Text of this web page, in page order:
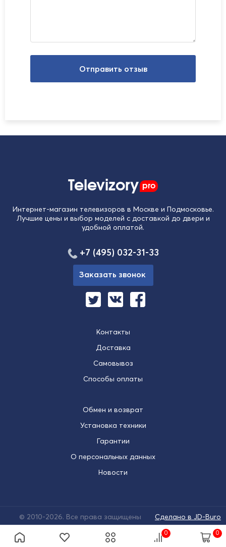
0 0
Отправить отзыв
Televizory pro
Интернет-магазин телевизоров в Москве и Подмосковье.
Лучшие цены и выбор моделей с доставкой до двери и
удобной оплатой.
Контакты
Доставка
Самовывоз
Способы оплаты
Обмен и возврат
Установка техники
Гарантии
О персональных данных
Новости
+7 (495) 032-31-33
Заказать звонок
© 2010-2026. Все права защищены Сделано в JD-Buro